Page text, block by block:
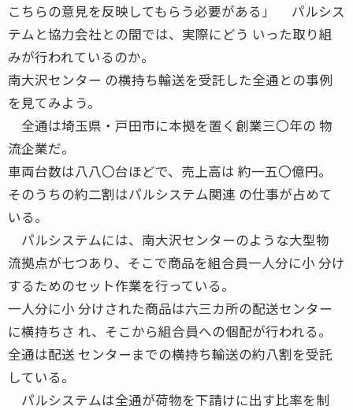
こちらの意見を反映してもらう必要がある」 パルシス
テムと協力会社との間では、実際にどう いった取り組
みが行われているのか。
南大沢センター の横持ち輸送を受託した全通との事例
を見てみよう。
全通は埼玉県・戸田市に本拠を置く創業三〇年の 物
流企業だ。
車両台数は八八〇台ほどで、売上高は 約一五〇億円。
そのうちの約二割はパルシステム関連 の仕事が占めて
いる。
パルシステムには、南大沢センターのような大型物
流拠点が七つあり、そこで商品を組合員一人分に小 分け
するためのセット作業を行っている。
一人分に小 分けされた商品は六三カ所の配送センター
に横持ちさ れ、そこから組合員への個配が行われる。
全通は配送 センターまでの横持ち輸送の約八割を受託
している。
パルシステムは全通が荷物を下請けに出す比率を制